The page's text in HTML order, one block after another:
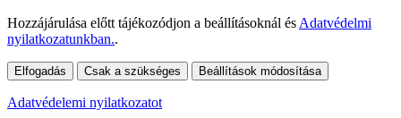
Hozzájárulása előtt tájékozódjon a beállításoknál és Adatvédelmi
nyilatkozatunkban..
Elfogadás Csak a szükséges Beállítások módosítása
Adatvédelemi nyilatkozatot